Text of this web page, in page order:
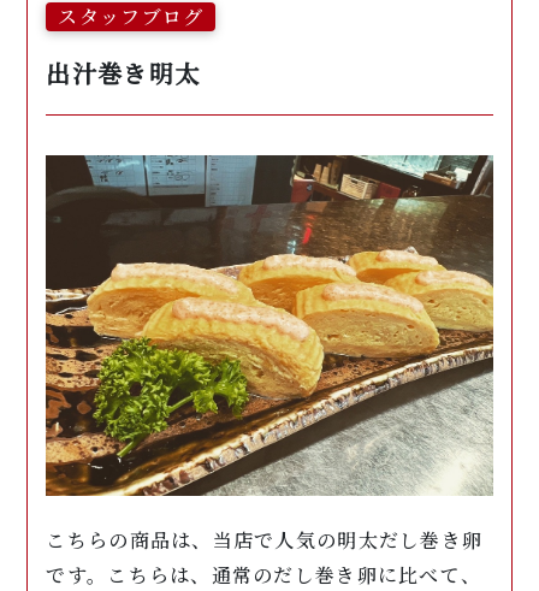
スタッフブログ
出汁巻き明太
こちらの商品は、当店で人気の明太だし巻き卵
です。こちらは、通常のだし巻き卵に比べて、